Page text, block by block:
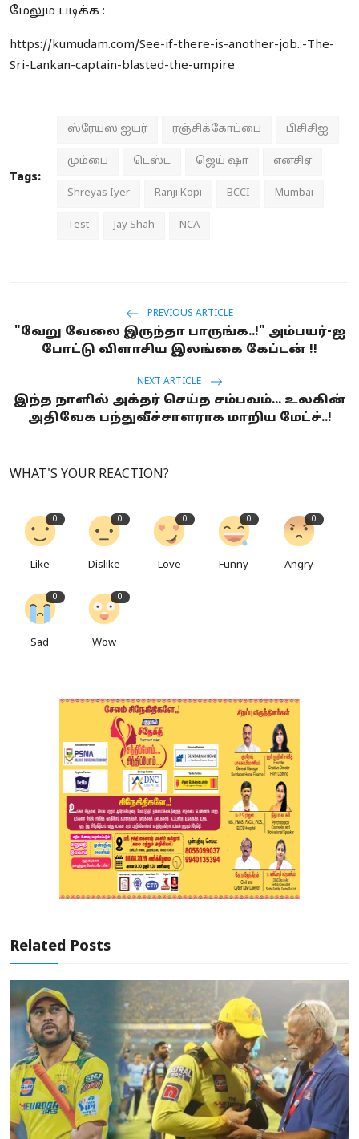
மேலும் படிக்க :
https://kumudam.com/See-if-there-is-another-job..-The-
Sri-Lankan-captain-blasted-the-umpire
Tags:
ஸ்ரேயஸ் ஐயர் ரஞ்சிக்கோப்பை பிசிசிஐ
மும்பை டெஸ்ட் ஜெய் ஷா என்சிஏ
Shreyas Iyer Ranji Kopi BCCI Mumbai
Test Jay Shah NCA
PREVIOUS ARTICLE
"வேறு வேலை இருந்தா பாருங்க..!" அம்பயர்-ஐ
போட்டு விளாசிய இலங்கை கேப்டன் !!
NEXT ARTICLE
இந்த நாளில் அக்தர் செய்த சம்பவம்... உலகின்
அதிவேக பந்துவீச்சாளராக மாறிய மேட்ச்..!
WHAT'S YOUR REACTION?
0
Like
0
Dislike
0
Love
0
Funny
0
Angry
0
Sad
0
Wow
Related Posts